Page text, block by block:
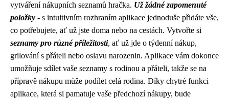
vytváření nákupních seznamů hračka. Už žádné zapomenuté
položky - s intuitivním rozhraním aplikace jednoduše přidáte vše,
co potřebujete, ať už jste doma nebo na cestách. Vytvořte si
seznamy pro různé příležitosti, ať už jde o týdenní nákup,
grilování s přáteli nebo oslavu narozenin. Aplikace vám dokonce
umožňuje sdílet vaše seznamy s rodinou a přáteli, takže se na
přípravě nákupu může podílet celá rodina. Díky chytré funkci
aplikace, která si pamatuje vaše předchozí nákupy, bude